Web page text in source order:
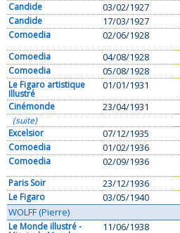
Candide
03/02/1927
Candide
17/03/1927
Comoedia
02/06/1928
Comoedia
04/08/1928
Comoedia
05/08/1928
Le Figaro artistique
Illustré
01/01/1931
Cinémonde
23/04/1931
(suite)
Excelsior
07/12/1935
Comoedia
01/02/1936
Comoedia
02/09/1936
Paris Soir
23/12/1936
Le Figaro
03/05/1940
WOLFF (Pierre)
Le Monde illustré - 11/06/1938